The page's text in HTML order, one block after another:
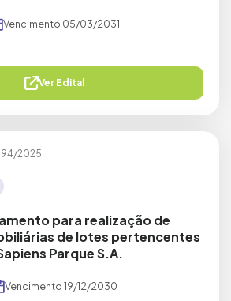
Vencimento 05/03/2031
Ver Edital
2025
para realização de
de lotes pertencentes
Parque S.A.
Vencimento19/12/2030